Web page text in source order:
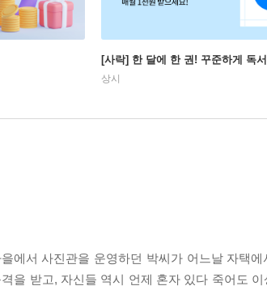
[사락] 한 달에 한 권! 꾸준하게 독서
상시
에서 사진관을 운영하던 박씨가 어느날 자택에
을 받고, 자신들 역시 언제 혼자 있다 죽어도